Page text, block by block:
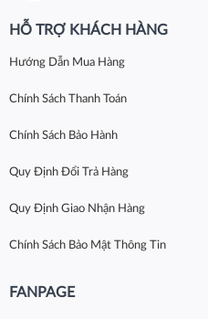
HỖ TRỢ KHÁCH HÀNG
Hướng Dẫn Mua Hàng
Chính Sách Thanh Toán
Chính Sách Bảo Hành
Quy Định Đổi Trả Hàng
Quy Định Giao Nhận Hàng
Chính Sách Bảo Mật Thông Tin
FANPAGE